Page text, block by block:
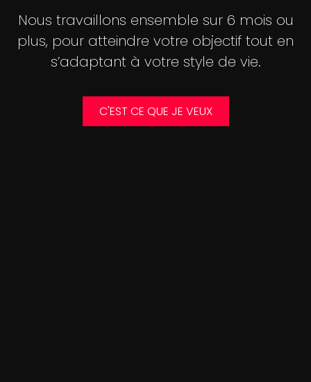
Nous travaillons ensemble sur 6 mois ou
plus, pour atteindre votre objectif tout en
s’adaptant à votre style de vie.
C'EST CE QUE JE VEUX